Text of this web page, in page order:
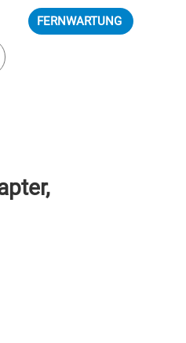
FERNWARTUNG